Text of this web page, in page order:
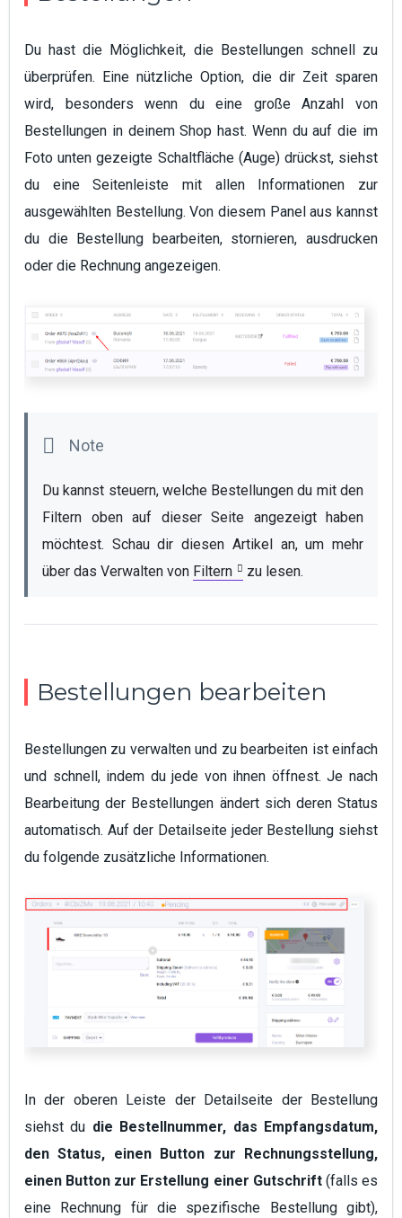
Du hast die Möglichkeit, die Bestellungen schnell zu
überprüfen. Eine nützliche Option, die dir Zeit sparen
wird, besonders wenn du eine große Anzahl von
Bestellungen in deinem Shop hast. Wenn du auf die im
Foto unten gezeigte Schaltfläche (Auge) drückst, siehst
du eine Seitenleiste mit allen Informationen zur
ausgewählten Bestellung. Von diesem Panel aus kannst
du die Bestellung bearbeiten, stornieren, ausdrucken
oder die Rechnung angezeigen.
Du kannst steuern, welche Bestellungen du mit den
Filtern oben auf dieser Seite angezeigt haben
möchtest. Schau dir diesen Artikel an, um mehr
über das Verwalten von Filtern zu lesen.
Bestellungen bearbeiten
Bestellungen zu verwalten und zu bearbeiten ist einfach
und schnell, indem du jede von ihnen öffnest. Je nach
Bearbeitung der Bestellungen ändert sich deren Status
automatisch. Auf der Detailseite jeder Bestellung siehst
du folgende zusätzliche Informationen.
In der oberen Leiste der Detailseite der Bestellung
siehst du die Bestellnummer, das Empfangsdatum,
den Status, einen Button zur Rechnungsstellung,
einen Button zur Erstellung einer Gutschrift(falls es
eine Rechnung für die spezifische Bestellung gibt),